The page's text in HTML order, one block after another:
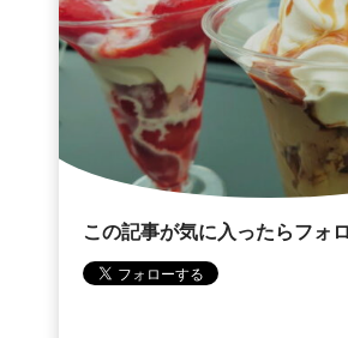
この記事が気に入ったらフォ